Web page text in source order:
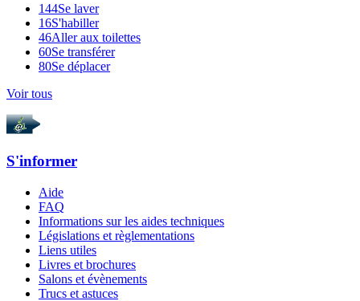
144Se laver
16S'habiller
46Aller aux toilettes
60Se transférer
80Se déplacer
Voir tous
S'informer
Aide
FAQ
Informations sur les aides techniques
Législations et règlementations
Liens utiles
Livres et brochures
Salons et évènements
Trucs et astuces